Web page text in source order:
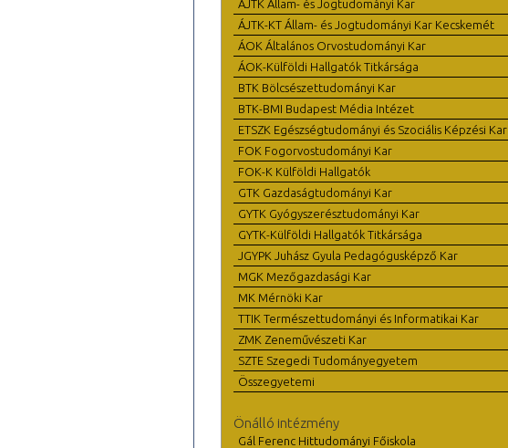
ÁJTK Állam- és Jogtudományi Kar
ÁJTK-KT Állam- és Jogtudományi Kar Kecskemét
ÁOK Általános Orvostudományi Kar
ÁOK-Külföldi Hallgatók Titkársága
BTK Bölcsészettudományi Kar
BTK-BMI Budapest Média Intézet
ETSZK Egészségtudományi és Szociális Képzési Kar
FOK Fogorvostudományi Kar
FOK-K Külföldi Hallgatók
GTK Gazdaságtudományi Kar
GYTK Gyógyszerésztudományi Kar
GYTK-Külföldi Hallgatók Titkársága
JGYPK Juhász Gyula Pedagógusképző Kar
MGK Mezőgazdasági Kar
MK Mérnöki Kar
TTIK Természettudományi és Informatikai Kar
ZMK Zeneművészeti Kar
SZTE Szegedi Tudományegyetem
Összegyetemi
Önálló intézmény
Gál Ferenc Hittudományi Főiskola